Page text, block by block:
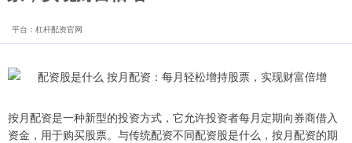
平台：杠杆配资官网
按月配资是一种新型的投资方式，它允许投资者每月定期向券商借入
资金，用于购买股票。与传统配资不同配资股是什么，按月配资的期